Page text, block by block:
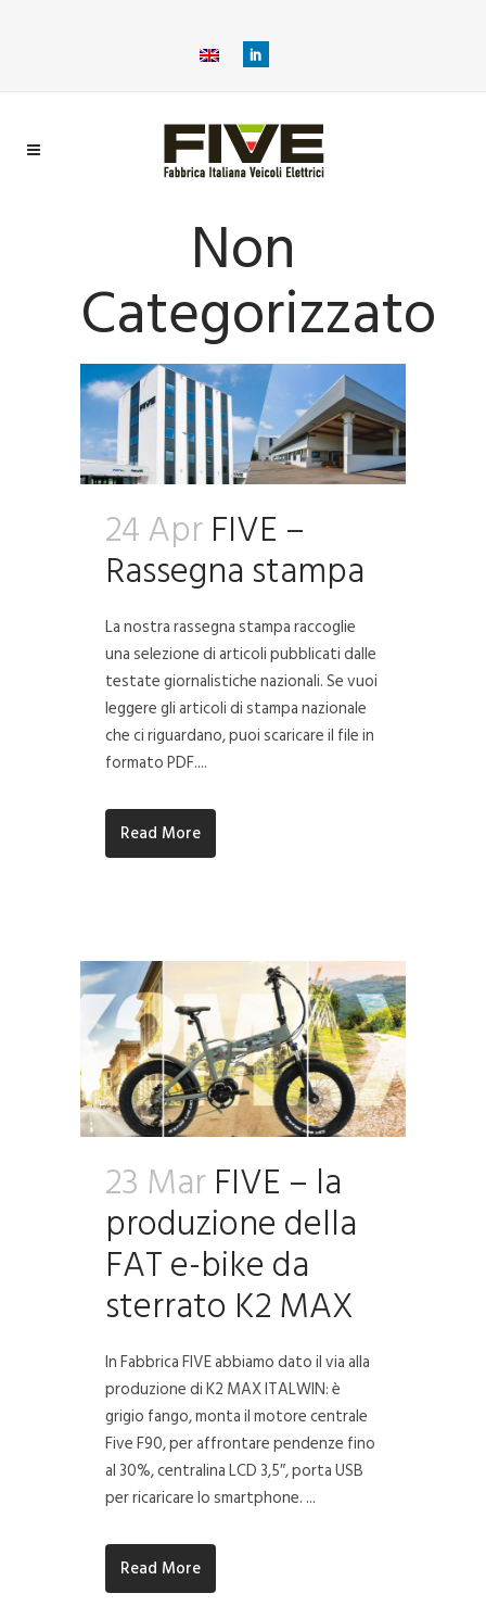
Non
Categorizzato
24 AprFIVE –
Rassegna stampa
La nostra rassegna stampa raccoglie
una selezione di articoli pubblicati dalle
testate giornalistiche nazionali. Se vuoi
leggere gli articoli di stampa nazionale
che ci riguardano, puoi scaricare il file in
formato PDF....
Read More
23 MarFIVE – la
produzione della
FAT e-bike da
sterrato K2 MAX
In Fabbrica FIVE abbiamo dato il via alla
produzione di K2 MAX ITALWIN: è
grigio fango, monta il motore centrale
Five F90, per affrontare pendenze fino
al 30%, centralina LCD 3,5″, porta USB
per ricaricare lo smartphone. ...
Read More